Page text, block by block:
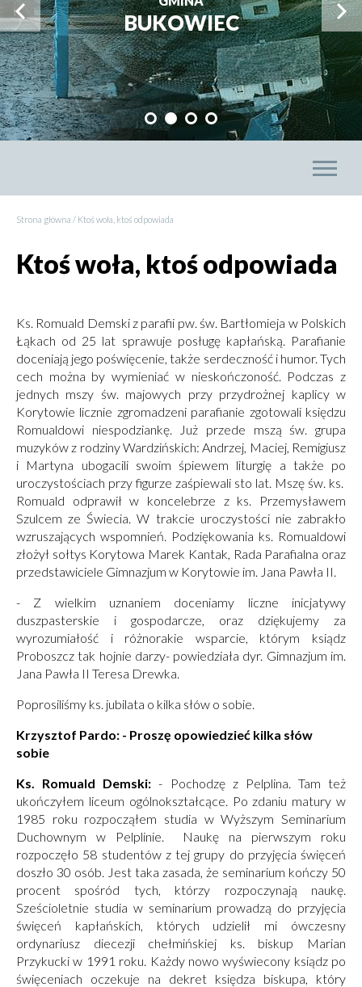
BUKOWIEC
Przejdź
do
poprzedniego
slajdu
do
Przejdź
do
Przejdź
do
Przejdź
do
Przejdź
do
Ścieżka
nawigacyjna
Strona główna Ktoś woła, ktoś odpowiada
Ktoś woła, ktoś odpowiada
Ks. Romuald Demski z parafii pw. św. Bartłomieja w Polskich
Łąkach od 25 lat sprawuje posługę kapłańską. Parafianie
doceniają jego poświęcenie, także serdeczność i humor. Tych
cech można by wymieniać w nieskończoność. Podczas z
jednych mszy św. majowych przy przydrożnej kaplicy w
Korytowie licznie zgromadzeni parafianie zgotowali księdzu
Romualdowi niespodziankę. Już przede mszą św. grupa
muzyków z rodziny Wardzińskich: Andrzej, Maciej, Remigiusz
i Martyna ubogacili swoim śpiewem liturgię a także po
uroczystościach przy figurze zaśpiewali sto lat. Mszę św. ks.
Romuald odprawił w koncelebrze z ks. Przemysławem
Szulcem ze Świecia. W trakcie uroczystości nie zabrakło
wzruszających wspomnień. Podziękowania ks. Romualdowi
złożył sołtys Korytowa Marek Kantak, Rada Parafialna oraz
przedstawiciele Gimnazjum w Korytowie im. Jana Pawła II.
- Z wielkim uznaniem doceniamy liczne inicjatywy
duszpasterskie i gospodarcze, oraz dziękujemy za
wyrozumiałość i różnorakie wsparcie, którym ksiądz
Proboszcz tak hojnie darzy- powiedziała dyr. Gimnazjum im.
Jana Pawła II Teresa Drewka.
Poprosiliśmy ks. jubilata o kilka słów o sobie.
Krzysztof Pardo: - Proszę opowiedzieć kilka słów
sobie
Ks. Romuald Demski: - Pochodzę z Pelplina. Tam też
ukończyłem liceum ogólnokształcące. Po zdaniu matury w
1985 roku rozpocząłem studia w Wyższym Seminarium
Duchownym w Pelplinie. Naukę na pierwszym roku
rozpoczęło 58 studentów z tej grupy do przyjęcia święceń
doszło 30 osób. Jest taka zasada, że seminarium kończy 50
procent spośród tych, którzy rozpoczynają naukę.
Sześcioletnie studia w seminarium prowadzą do przyjęcia
święceń kapłańskich, których udzielił mi ówczesny
ordynariusz diecezji chełmińskiej ks. biskup Marian
Przykucki w 1991 roku. Każdy nowo wyświecony ksiądz po
święceniach oczekuje na dekret księdza biskupa, który